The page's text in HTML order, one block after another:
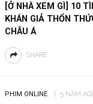
[Ở NHÀ XEM GÌ] 10
KHÁN GIẢ THỔN
CHÂU Á
SHARE
PHIM ONLINE 5 NĂM